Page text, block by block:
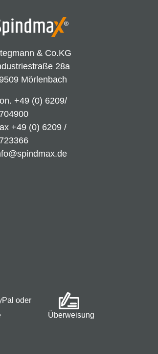
& Co.KG
28a
Mörlenbach
+49 (0) 6209/
+49 (0) 6209 /
oder
Überweisung